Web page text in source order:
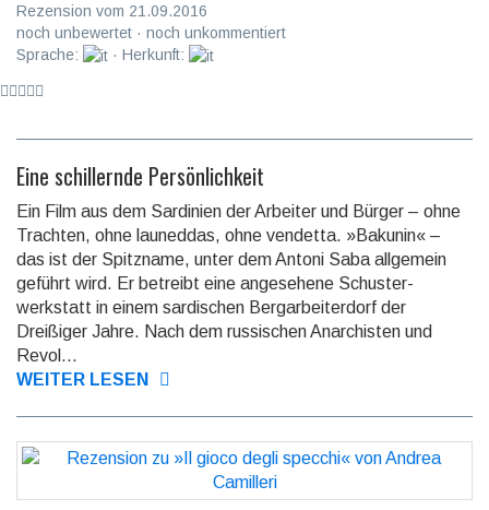
Rezension vom 21.09.2016
noch unbewertet · noch unkommentiert
Sprache:
· Herkunft:
Eine schillernde Persönlichkeit
Ein Film aus dem Sardinien der Arbeiter und Bürger – ohne
Trachten, ohne launeddas, ohne vendetta. »Bakunin« –
das ist der Spitzname, unter dem Antoni Saba allgemein
geführt wird. Er betreibt eine ange­sehene Schuster­
werkstatt in einem sardi­schen Berg­arbeiter­dorf der
Dreißiger Jahre. Nach dem russi­schen Anar­chis­ten und
Revol...
WEITER LESEN